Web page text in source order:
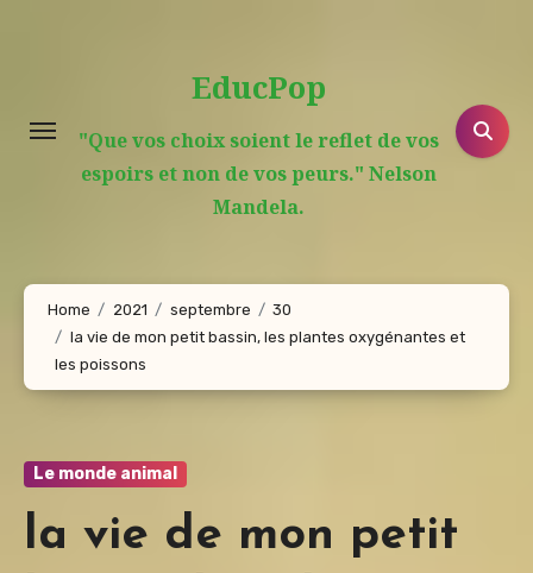
EducPop
"Que vos choix soient le reflet de vos
espoirs et non de vos peurs." Nelson
Mandela.
Home 2021 septembre
30
la vie de mon petit bassin, les plantes oxygénantes et
les poissons
Le monde animal
la vie de mon petit